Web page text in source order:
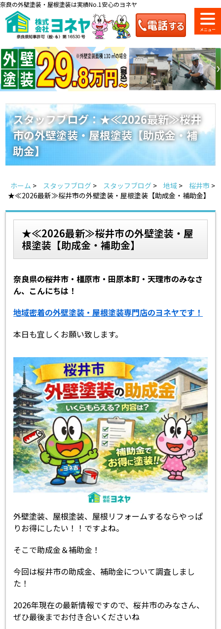
奈良の外壁塗装・屋根塗装は実績No.1安心のヨネヤ
料金一覧 会社案内 ショールーム
のご紹介
来店予約 お問い合わせ
お見積り お電話
ヨネヤの施工実績
Home お客様の声
スタッフ紹介 よくあるご質問
雨漏りについて
ヨネヤがお客様から選ばれる10の
リフォームローン
見積もりシミュレーション
スタッフブログ：★≪2026最新≫桜井
市の外壁塗装・屋根塗装【助成金・補
助金】
ホーム > スタッフブログ > スタッフブログ > 地域 > 桜井市 >
★≪2026最新≫桜井市の外壁塗装・屋根塗装【助成金・補助金】
★≪2026最新≫桜井市の外壁塗装・屋
根塗装【助成金・補助金】
奈良県の桜井市・橿原市・田原本町・天理市のみなさ
ん、こんにちは！
地域密着の外壁塗装・屋根塗装専門店のヨネヤです！
本日も宜しくお願い致します。
外壁塗装、屋根塗装、屋根リフォームするならやっぱ
りお得にしたい！！ですよね。
そこで助成金＆補助金！
今回は桜井市の助成金、補助金について調査しまし
た！
2026年現在の最新情報ですので、桜井市のみなさん、
ぜひ最後までお付き合いくださいね